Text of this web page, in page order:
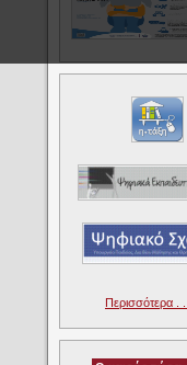
Περισσότερα . . .